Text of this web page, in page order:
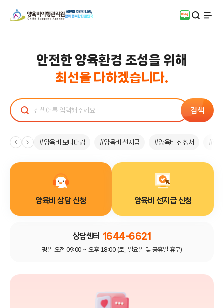
블로그검색
전체
안전한 양육환경 조성을 위해
최선을 다하겠습니다.
검색어
검색
#양육비 모니터링 #양육비 선지급 #양육비 신청서 #행정
양육비 상담 신청 양육비 선지급 신청
상담센터 1644-6621
평일 오전 09:00 ~ 오후 18:00(토, 일요일 및 공휴일 휴무)